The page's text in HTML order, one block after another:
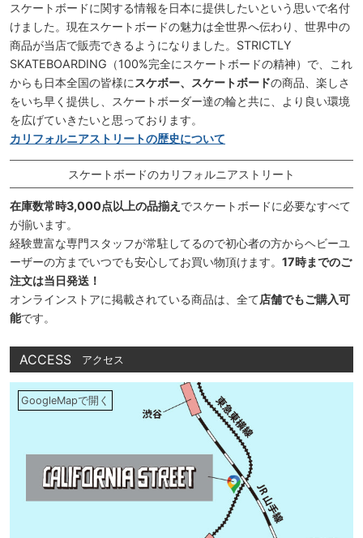
スケートボードに関する情報を日本に提供したいという思いで名付
けました。現在スケートボードの魅力は全世界へ伝わり、世界中の
商品が当店で販売できるようになりました。STRICTLY
SKATEBOARDING（100%完全にスケートボードの精神）で、これ
からも日本全国の皆様にスケボー、スケートボードの商品、楽しさ
をいち早く提供し、スケートボーダー達の輪と共に、より良い環境
を広げていきたいと思っております。
カリフォルニアストリートの歴史について
スケートボードのカリフォルニアストリート
在庫数常時3,000点以上の品揃え でスケートボードに必要なすべて
が揃います。
経験豊富な専門スタッフが常駐してるので初心者の方からヘビーユ
ーザーの方までいつでも安心してお買い物頂けます。 17時までのご
注文は当日発送！
オンラインストアに掲載されている商品は、全て店舗でもご購入可
能です。
ACCESS アクセス
GoogleMapで開く